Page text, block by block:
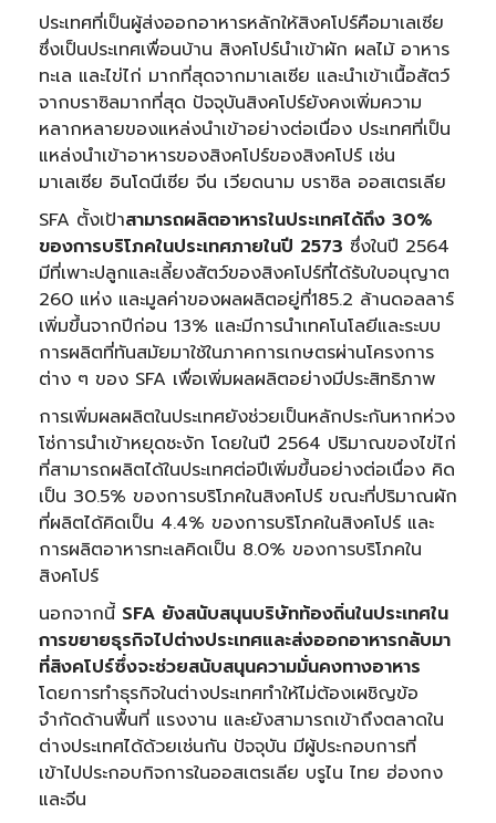
ประเทศที่เป็นผู้ส่งออกอาหารหลักให้สิงคโปร์คือมาเลเซีย
ซึ่งเป็นประเทศเพื่อนบ้าน สิงคโปร์นำเข้าผัก ผลไม้ อาหาร
ทะเล และไข่ไก่ มากที่สุดจากมาเลเซีย และนำเข้าเนื้อสัตว์
จากบราซิลมากที่สุด ปัจจุบันสิงคโปร์ยังคงเพิ่มความ
หลากหลายของแหล่งนำเข้าอย่างต่อเนื่อง ประเทศที่เป็น
แหล่งนำเข้าอาหารของสิงคโปร์ของสิงคโปร์ เช่น
มาเลเซีย อินโดนีเซีย จีน เวียดนาม บราซิล ออสเตรเลีย
SFA ตั้งเป้าสามารถผลิตอาหารในประเทศได้ถึง 30%
ของการบริโภคในประเทศภายในปี 2573 ซึ่งในปี 2564
มีที่เพาะปลูกและเลี้ยงสัตว์ของสิงคโปร์ที่ได้รับใบอนุญาต
260 แห่ง และมูลค่าของผลผลิตอยู่ที่185.2 ล้านดอลลาร์
เพิ่มขึ้นจากปีก่อน 13% และมีการนำเทคโนโลยีและระบบ
การผลิตที่ทันสมัยมาใช้ในภาคการเกษตรผ่านโครงการ
ต่าง ๆ ของ SFA เพื่อเพิ่มผลผลิตอย่างมีประสิทธิภาพ
การเพิ่มผลผลิตในประเทศยังช่วยเป็นหลักประกันหากห่วง
โซ่การนำเข้าหยุดชะงัก โดยในปี 2564 ปริมาณของไข่ไก่
ที่สามารถผลิตได้ในประเทศต่อปีเพิ่มขึ้นอย่างต่อเนื่อง คิด
เป็น 30.5% ของการบริโภคในสิงคโปร์ ขณะที่ปริมาณผัก
ที่ผลิตได้คิดเป็น 4.4% ของการบริโภคในสิงคโปร์ และ
การผลิตอาหารทะเลคิดเป็น 8.0% ของการบริโภคใน
สิงคโปร์
นอกจากนี้ SFA ยังสนับสนุนบริษัทท้องถิ่นในประเทศใน
การขยายธุรกิจไปต่างประเทศและส่งออกอาหารกลับมา
ที่สิงคโปร์ซึ่งจะช่วยสนับสนุนความมั่นคงทางอาหาร
โดยการทำธุรกิจในต่างประเทศทำให้ไม่ต้องเผชิญข้อ
จำกัดด้านพื้นที่ แรงงาน และยังสามารถเข้าถึงตลาดใน
ต่างประเทศได้ด้วยเช่นกัน ปัจจุบัน มีผู้ประกอบการที่
เข้าไปประกอบกิจการในออสเตรเลีย บรูไน ไทย ฮ่องกง
และจีน